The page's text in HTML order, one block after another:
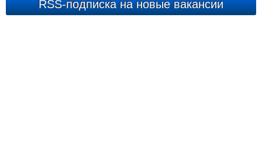
RSS-подписка на новые вакансии